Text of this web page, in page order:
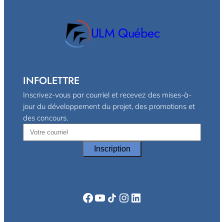
ULM Québec
INFOLETTRE
Inscrivez-vous par courriel et recevez des mises-à-
jour du développement du projet, des promotions et
des concours.
Facebook
YouTube
Icône de partage
Instagram
LinkedIn